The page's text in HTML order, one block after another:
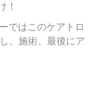
！
ではこのケアトロ
、施術、最後にア